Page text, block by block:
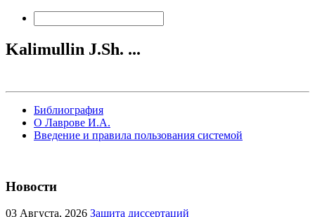
Kalimullin J.Sh. ...
Библиография
О Лаврове И.А.
Введение и правила пользования системой
Новости
03 Августа, 2026 Защита диссертаций